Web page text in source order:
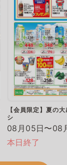
【会員限定】夏の
シ
08月05日〜08
本日終了